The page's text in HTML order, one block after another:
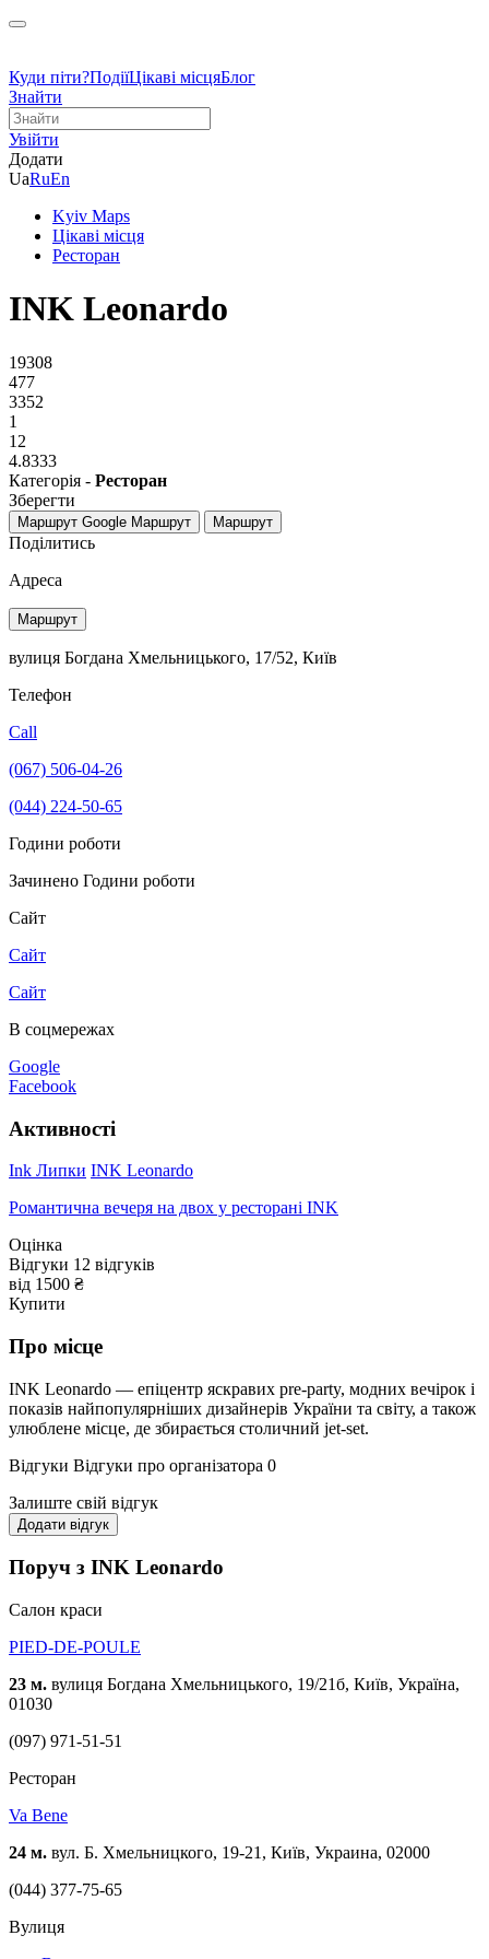
Куди піти?ПодіїЦікаві місцяБлог
Знайти
Увійти
Додати
UaRuEn
Kyiv Maps
Цікаві місця
Ресторан
INK Leonardo
19308
477
3352
1
12
4.8333
Категорія - Ресторан
Зберегти
Маршрут Google Маршрут Маршрут
Поділитись
Адреса
Маршрут
вулиця Богдана Хмельницького, 17/52, Київ
Телефон
Call
(067) 506-04-26
(044) 224-50-65
Години роботи
Зачинено Години роботи
Сайт
Сайт
Сайт
В соцмережах
Google
Facebook
Активності
Ink Липки INK Leonardo
Романтична вечеря на двох у ресторані INK
Оцінка
Відгуки 12 відгуків
від 1500 ₴
Купити
Про місце
INK Leonardo — епіцентр яскравих pre-party, модних вечірок і
показів найпопулярніших дизайнерів України та світу, а також
улюблене місце, де збирається столичний jet-set.
Відгуки Відгуки про організатора 0
Залиште свій відгук
Додати відгук
Поруч з INK Leonardo
Cалон краси
PIED-DE-POULE
23 м. вулиця Богдана Хмельницького, 19/21б, Київ, Україна,
01030
(097) 971-51-51
Ресторан
Va Bene
24 м. вул. Б. Хмельницкого, 19-21, Київ, Украина, 02000
(044) 377-75-65
Вулиця